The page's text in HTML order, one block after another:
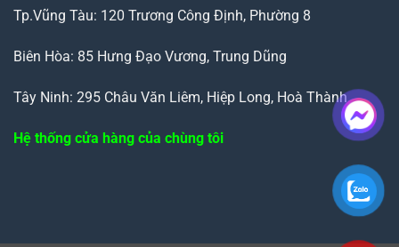
Tp.Vũng Tàu: 120 Trương Công Định, Phường 8
Biên Hòa: 85 Hưng Đạo Vương, Trung Dũng
Tây Ninh: 295 Châu Văn Liêm, Hiệp Long, Hoà Thành
Hệ thống cửa hàng của chùng tôi